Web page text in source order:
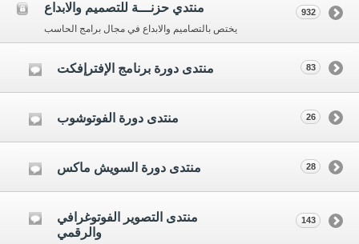
منتدي حزنـــة للتصميم والابداع
يختص بالتصاميم والابداع في مجال برامج الحاسب
932
منتدى دورة برنامج الإفترإفكت 83
منتدى دورة الفوتوشوب 26
منتدى دورة السويش ماكس 28
منتدى التصوير الفوتوغرافي
والرقمي
143